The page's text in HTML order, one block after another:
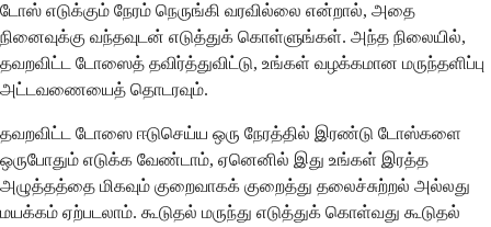
டோஸ் எடுக்கும் நேரம் நெருங்கி வரவில்லை என்றால், அதை
நினைவுக்கு வந்தவுடன் எடுத்துக் கொள்ளுங்கள். அந்த நிலையில்,
தவறவிட்ட டோஸைத் தவிர்த்துவிட்டு, உங்கள் வழக்கமான மருந்தளிப்பு
அட்டவணையைத் தொடரவும்.
தவறவிட்ட டோஸை ஈடுசெய்ய ஒரு நேரத்தில் இரண்டு டோஸ்களை
ஒருபோதும் எடுக்க வேண்டாம், ஏனெனில் இது உங்கள் இரத்த
அழுத்தத்தை மிகவும் குறைவாகக் குறைத்து தலைச்சுற்றல் அல்லது
மயக்கம் ஏற்படலாம். கூடுதல் மருந்து எடுத்துக் கொள்வது கூடுதல்